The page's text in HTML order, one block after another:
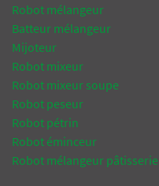
Robot mélangeur
Batteur mélangeur
Mijoteur
Robot mixeur
Robot mixeur soupe
Robot peseur
Robot pétrin
Robot éminceur
Robot mélangeur pâtisserie